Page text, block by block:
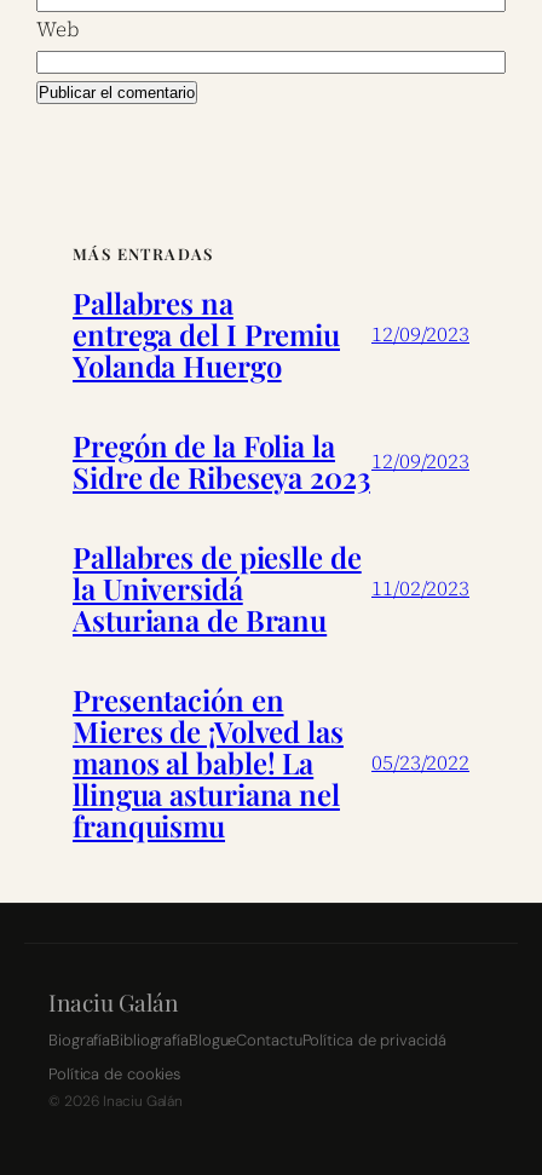
Web
MÁS ENTRADAS
Pallabres na
entrega del I Premiu
Yolanda Huergo
12/09/2023
Pregón de la Folia la
Sidre de Ribeseya 202312/09/2023
Pallabres de pieslle de
la Universidá
Asturiana de Branu
11/02/2023
Presentación en
Mieres de ¡Volved las
manos al bable! La
llingua asturiana nel
franquismu
05/23/2022
Inaciu Galán
BiografíaBibliografíaBlogueContactuPolítica de privacidá
Política de cookies
© 2026 Inaciu Galán